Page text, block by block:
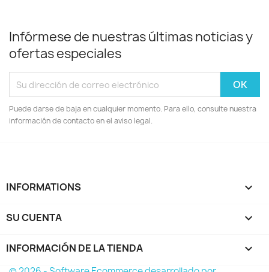
Infórmese de nuestras últimas noticias y
ofertas especiales
Puede darse de baja en cualquier momento. Para ello, consulte nuestra
información de contacto en el aviso legal.
INFORMATIONS 
SU CUENTA 
INFORMACIÓN DE LA TIENDA keyboard_arrow_down